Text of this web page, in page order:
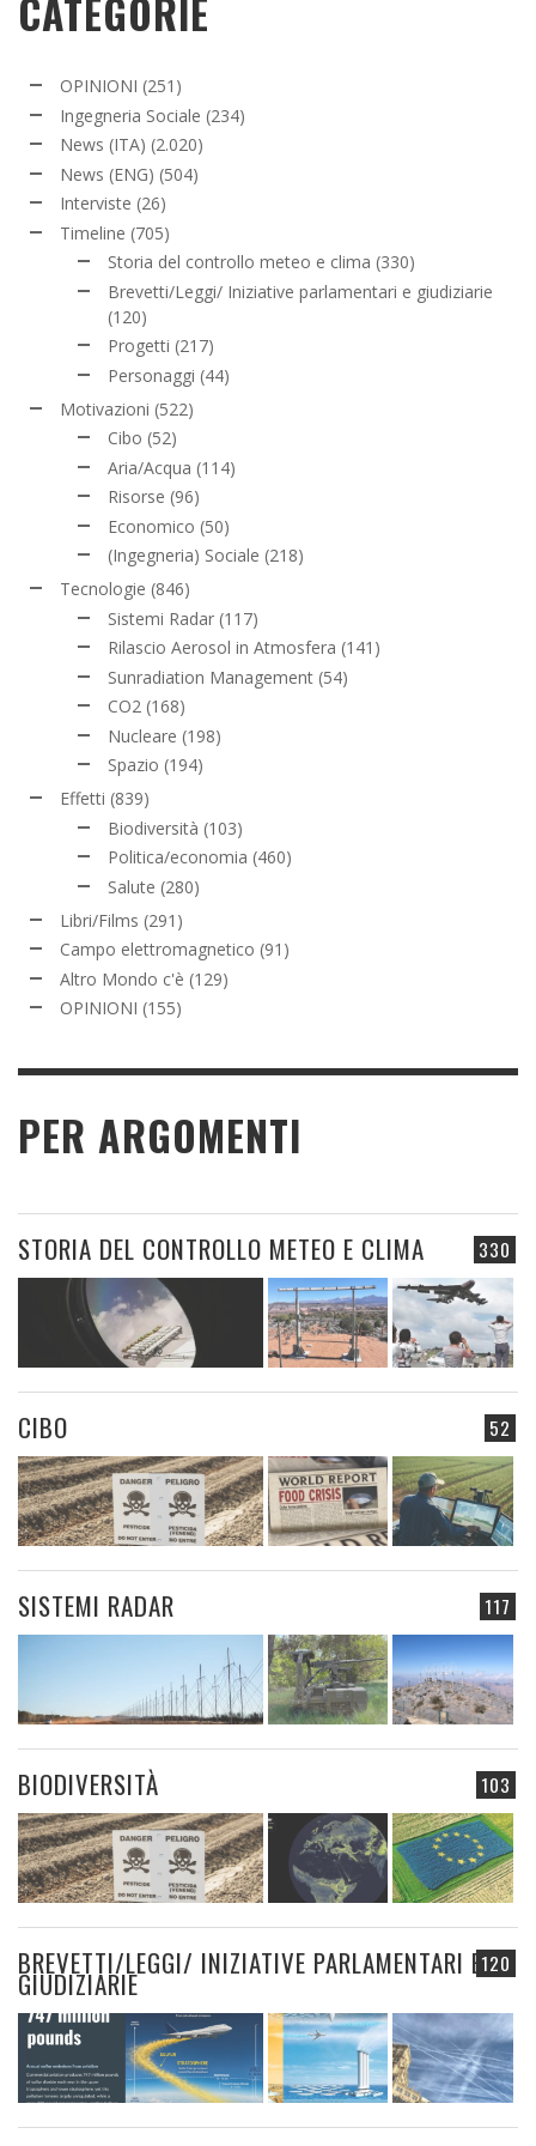
CATEGORIE
OPINIONI (251)
Ingegneria Sociale (234)
News (ITA) (2.020)
News (ENG) (504)
Interviste (26)
Timeline (705)
Storia del controllo meteo e clima (330)
Brevetti/Leggi/ Iniziative parlamentari e giudiziarie
(120)
Progetti (217)
Personaggi (44)
Motivazioni (522)
Cibo (52)
Aria/Acqua (114)
Risorse (96)
Economico (50)
(Ingegneria) Sociale (218)
Tecnologie (846)
Sistemi Radar (117)
Rilascio Aerosol in Atmosfera (141)
Sunradiation Management (54)
CO2 (168)
Nucleare (198)
Spazio (194)
Effetti (839)
Biodiversità (103)
Politica/economia (460)
Salute (280)
Libri/Films (291)
Campo elettromagnetico (91)
Altro Mondo c'è (129)
OPINIONI (155)
PER ARGOMENTI
330
STORIA DEL CONTROLLO METEO E CLIMA
52
CIBO
117
SISTEMI RADAR
103
BIODIVERSITÀ
120
BREVETTI/LEGGI/ INIZIATIVE PARLAMENTARI E
GIUDIZIARIE